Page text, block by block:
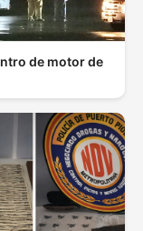
de motor de